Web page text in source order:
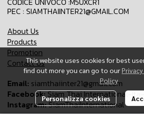
This website uses cookies for best
find out more you can go to our
Policy
Personalizza cookies
PEC : SIAMTHAIINTER21@GMAIL.COM
About Us
Products
Promotion
Contact Us
Email: siamthaiinter21@gmail.com
Facebook:Siam Thai International-
Instagram:SiamThaiInternational